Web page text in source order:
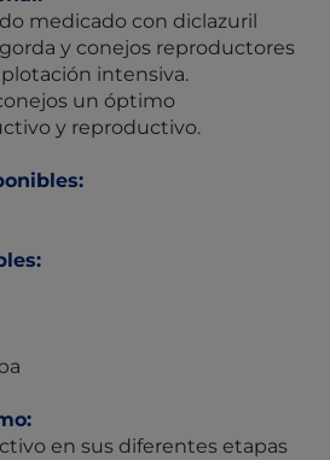
medicado con diclazuril
y conejos reproductores
intensiva.
un óptimo
y reproductivo.
en sus diferentes etapas